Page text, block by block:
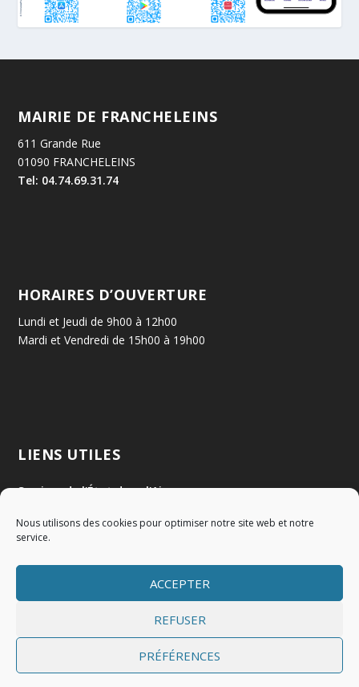
Nous utilisons des cookies pour optimiser notre site web et notre
service.
ACCEPTER
REFUSER
PRÉFÉRENCES
MAIRIE DE FRANCHELEINS
611 Grande Rue
01090 FRANCHELEINS
Tel: 04.74.69.31.74
HORAIRES D’OUVERTURE
Lundi et Jeudi de 9h00 à 12h00
Mardi et Vendredi de 15h00 à 19h00
LIENS UTILES
Services de l'État dans l'Ain
Communauté de Communes Val de Saône Centre
SMIDOM